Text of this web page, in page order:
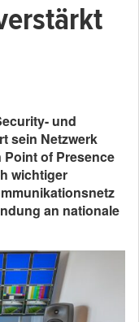
und
sein Netzwerk
of Presence
wichtiger
an nationale